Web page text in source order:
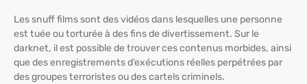
Les snuff films sont des vidéos dans lesquelles une personne
est tuée ou torturée à des fins de divertissement. Sur le
darknet, il est possible de trouver ces contenus morbides, ainsi
que des enregistrements d’exécutions réelles perpétrées par
des groupes terroristes ou des cartels criminels.